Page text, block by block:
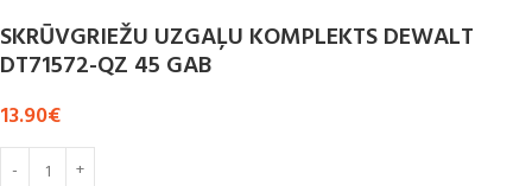
SKRŪVGRIEŽU UZGAĻU KOMPLEKTS DEWALT
DT71572-QZ 45 GAB
13.90€